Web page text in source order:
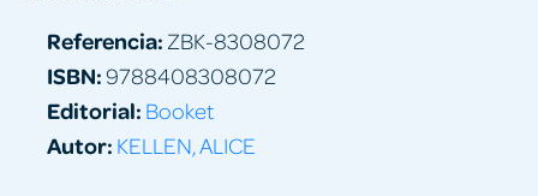
Referencia: ZBK-8308072
ISBN:9788408308072
Editorial: Booket
Autor: KELLEN, ALICE